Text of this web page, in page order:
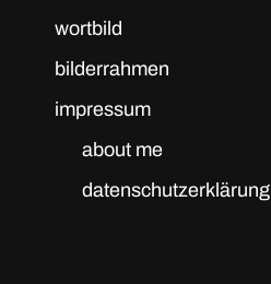
wortbild
bilderrahmen
impressum
about me
datenschutzerklärung